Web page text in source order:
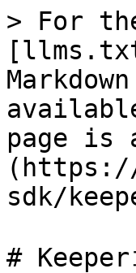
> For
page is
(https://
sdk/
# Keeper